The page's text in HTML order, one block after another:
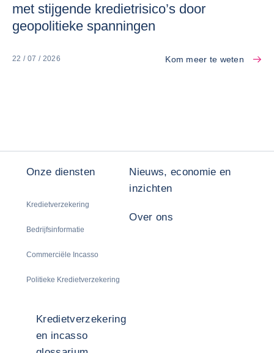
met stijgende kredietrisico’s door
geopolitieke spanningen
22 / 07 / 2026 Kom meer te weten
Onze diensten
Kredietverzekering
Bedrijfsinformatie
Commerciële Incasso
Politieke Kredietverzekering
Nieuws, economie en
inzichten
Over ons
Kredietverzekering
en incasso